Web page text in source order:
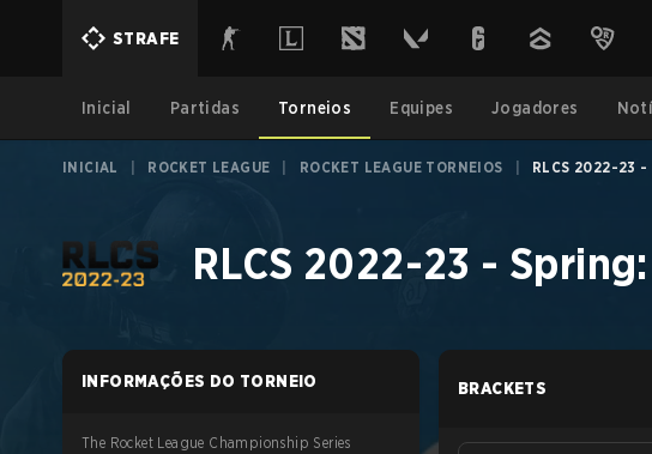
STRAFE
Inicial Partidas Torneios Equipes Jogadores
INICIAL ROCKET LEAGUE ROCKET LEAGUE TORNEIOS RLCS 2022-23 -
RLCS 2022-23 -
INFORMAÇÕES DO TORNEIO
The Rocket League Championship Series
BRACKETS